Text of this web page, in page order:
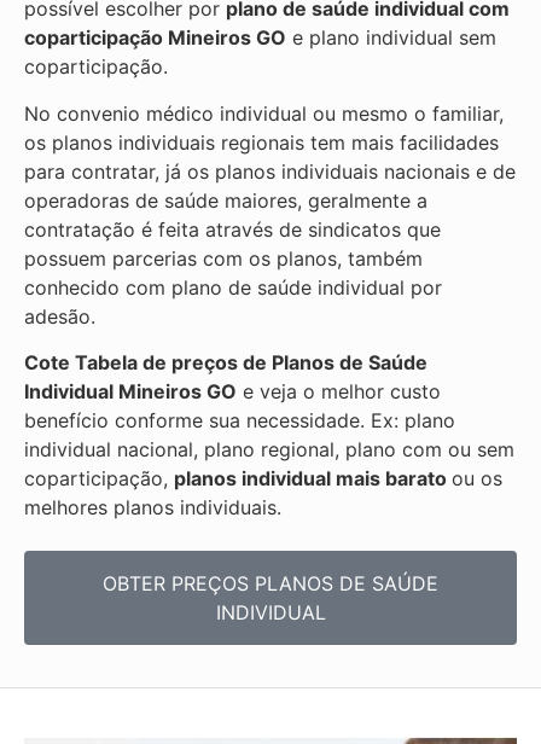
possível escolher por plano de saúde individual com
coparticipação Mineiros GO e plano individual sem
coparticipação.
No convenio médico individual ou mesmo o familiar,
os planos individuais regionais tem mais facilidades
para contratar, já os planos individuais nacionais e de
operadoras de saúde maiores, geralmente a
contratação é feita através de sindicatos que
possuem parcerias com os planos, também
conhecido com plano de saúde individual por
adesão.
Cote Tabela de preços de Planos de Saúde
Individual Mineiros GO e veja o melhor custo
benefício conforme sua necessidade. Ex: plano
individual nacional, plano regional, plano com ou sem
coparticipação, planos individual mais barato ou os
melhores planos individuais.
OBTER PREÇOS PLANOS DE SAÚDE
INDIVIDUAL